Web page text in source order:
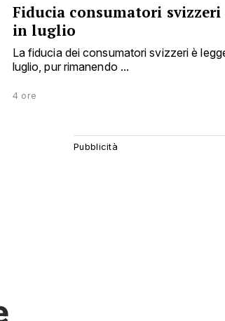
Fiducia consumatori
in luglio
La fiducia dei consumatori svizzeri è
luglio, pur rimanendo ...
4 ore